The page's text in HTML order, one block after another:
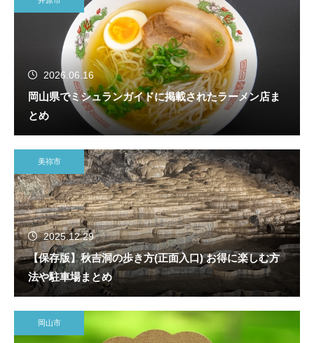
2026.06.16
岡山県でミシュランガイドに掲載されたラーメン店ま
とめ
美祢市
2025.12.29
【保存版】秋吉洞の歩き方(正面入口) お得に楽しむ方
法や駐車場まとめ
岡山市